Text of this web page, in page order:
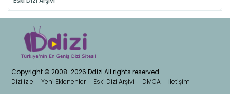
Copyright © 2008-2026 Ddizi All rights reserved.
Dizi izle
Yeni Eklenenler Eski Dizi Arşivi DMCA İletişim